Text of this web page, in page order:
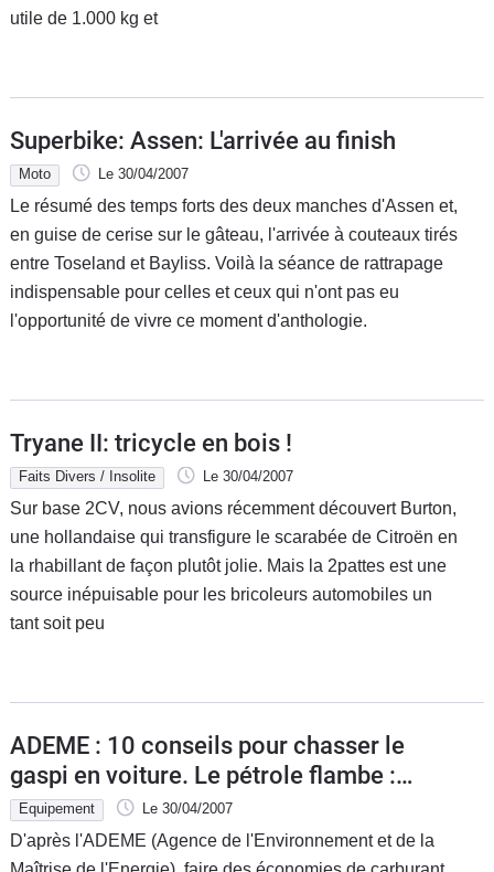
utile de 1.000 kg et
Superbike: Assen: L'arrivée au finish
Moto Le 30/04/2007
Le résumé des temps forts des deux manches d'Assen et,
en guise de cerise sur le gâteau, l'arrivée à couteaux tirés
entre Toseland et Bayliss. Voilà la séance de rattrapage
indispensable pour celles et ceux qui n'ont pas eu
l'opportunité de vivre ce moment d'anthologie.
Tryane II: tricycle en bois !
Faits Divers / Insolite Le 30/04/2007
Sur base 2CV, nous avions récemment découvert Burton,
une hollandaise qui transfigure le scarabée de Citroën en
la rhabillant de façon plutôt jolie. Mais la 2pattes est une
source inépuisable pour les bricoleurs automobiles un
tant soit peu
ADEME : 10 conseils pour chasser le
gaspi en voiture. Le pétrole flambe :
levez le pied !
Equipement Le 30/04/2007
D'après l'ADEME (Agence de l'Environnement et de la